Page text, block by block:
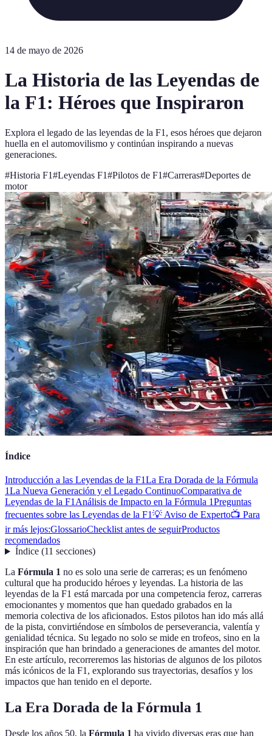
14 de mayo de 2026
La Historia de las Leyendas de
la F1: Héroes que Inspiraron
Explora el legado de las leyendas de la F1, esos héroes que dejaron
huella en el automovilismo y continúan inspirando a nuevas
generaciones.
#Historia F1#Leyendas F1#Pilotos de F1#Carreras#Deportes de
motor
Índice
Introducción a las Leyendas de la F1La Era Dorada de la Fórmula
1La Nueva Generación y el Legado ContinuoComparativa de
Leyendas de la F1Análisis de Impacto en la Fórmula 1Preguntas
frecuentes sobre las Leyendas de la F1💡 Aviso de Experto📺 Para
ir más lejos:GlossarioChecklist antes de seguirProductos
recomendados
Índice(11 secciones)
La Fórmula 1 no es solo una serie de carreras; es un fenómeno
cultural que ha producido héroes y leyendas. La historia de las
leyendas de la F1 está marcada por una competencia feroz, carreras
emocionantes y momentos que han quedado grabados en la
memoria colectiva de los aficionados. Estos pilotos han ido más allá
de la pista, convirtiéndose en símbolos de perseverancia, valentía y
genialidad técnica. Su legado no solo se mide en trofeos, sino en la
inspiración que han brindado a generaciones de amantes del motor.
En este artículo, recorreremos las historias de algunos de los pilotos
más icónicos de la F1, explorando sus trayectorias, desafíos y los
impactos que han tenido en el deporte.
La Era Dorada de la Fórmula 1
Desde los años 50, la Fórmula 1 ha vivido diversas eras que han